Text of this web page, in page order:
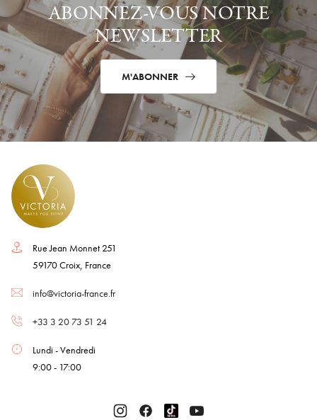
ABONNEZ-VOUS NOTRE
NEWSLETTER
M'ABONNER
Rue Jean Monnet 251
59170 Croix, France
info@victoria-france.fr
+33 3 20 73 51 24
Lundi - Vendredi
9:00 - 17:00